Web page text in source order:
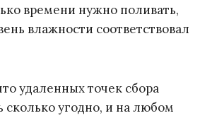
времени нужно поливать,
влажности соответствовал
удаленных точек сбора
угодно, и на любом